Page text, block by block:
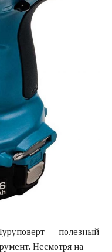
— полезный
Несмотря на